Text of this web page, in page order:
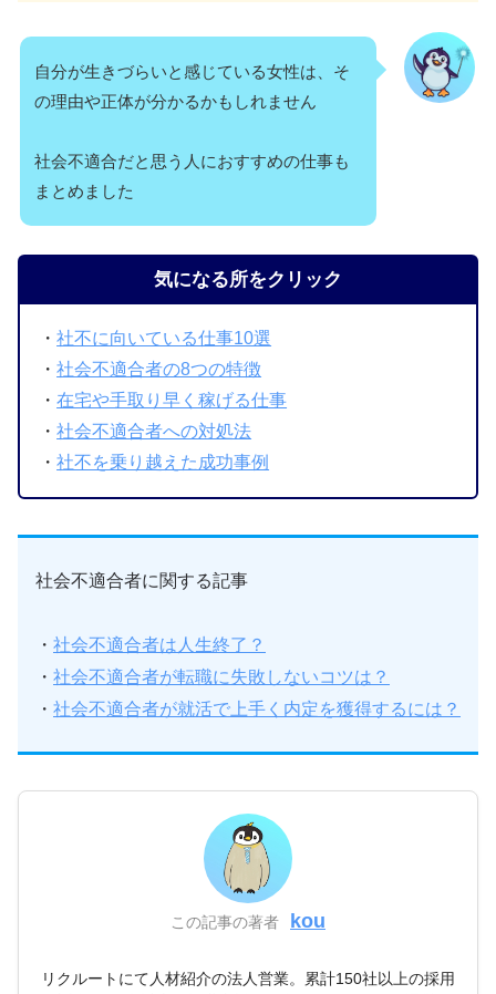
自分が生きづらいと感じている女性は、そ
の理由や正体が分かるかもしれません
社会不適合だと思う人におすすめの仕事も
まとめました
気になる所をクリック
・社不に向いている仕事10選
・社会不適合者の8つの特徴
・在宅や手取り早く稼げる仕事
・社会不適合者への対処法
・社不を乗り越えた成功事例
社会不適合者に関する記事
・ 社会不適合者は人生終了？
・ 社会不適合者が転職に失敗しないコツは？
・ 社会不適合者が就活で上手く内定を獲得するには？
この記事の著者 kou
リクルートにて人材紹介の法人営業。累計150社以上の採用